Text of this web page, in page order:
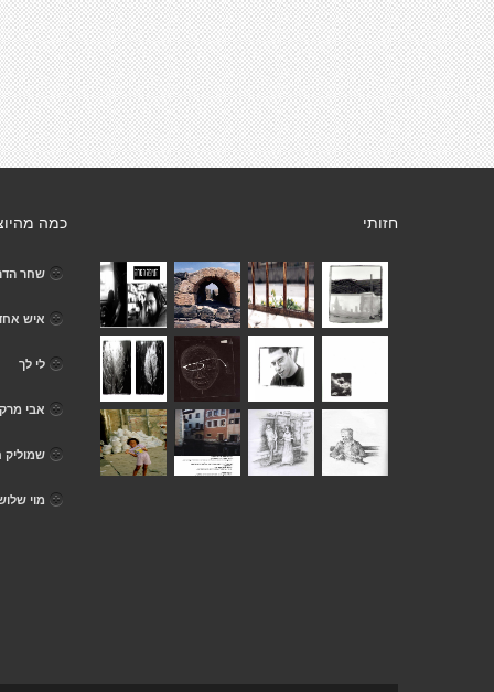
כמה
שחר
איש
לי לך
אבי
שמוליק
מוי
חזותי